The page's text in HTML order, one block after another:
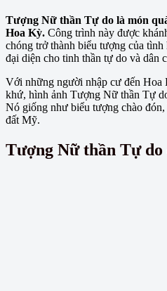
Tượng Nữ thần Tự do là món
Hoa Kỳ. Công trình này được
chóng trở thành biểu tượng của
đại diện cho tinh thần tự do và dân
Với những người nhập cư đến Hoa
khứ, hình ảnh Tượng Nữ thần Tự
Nó giống như biểu tượng chào
đất Mỹ.
Tượng Nữ thần Tự do